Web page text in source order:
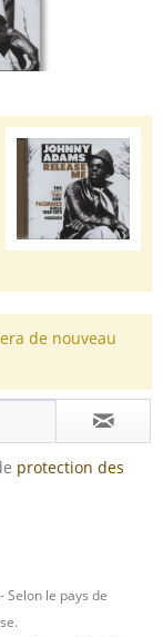
de nouveau
protection des
- Selon le pays de